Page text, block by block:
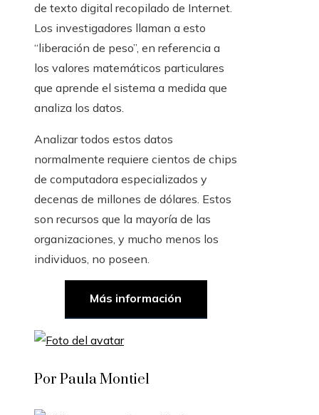
de texto digital recopilado de Internet.
Los investigadores llaman a esto
“liberación de peso”, en referencia a
los valores matemáticos particulares
que aprende el sistema a medida que
analiza los datos.
Analizar todos estos datos
normalmente requiere cientos de chips
de computadora especializados y
decenas de millones de dólares. Estos
son recursos que la mayoría de las
organizaciones, y mucho menos los
individuos, no poseen.
Más información
Por Paula Montiel